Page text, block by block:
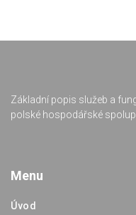
Základní popis služeb a
polské hospodářské
Menu
Úvod